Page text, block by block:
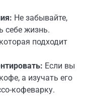
Не забывайте,
себе жизнь.
подходит
Если вы
а изучать его
кофеварку.